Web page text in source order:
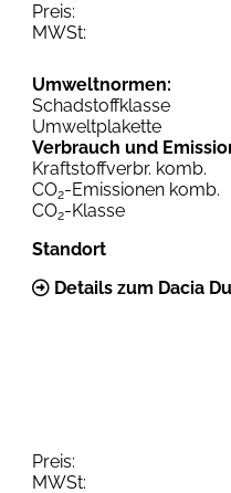
Preis:
MWSt:
Umweltnormen:
Schadstoffklasse
Umweltplakette
Verbrauch und
Kraftstoffverbr. komb.
CO2-Emissionen komb.
CO2-Klasse
Standort
Details zum Dacia
Preis:
MWSt: